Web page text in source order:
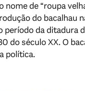
de “roupa
do bacalhau
período da ditadura
do século XX. O
política.